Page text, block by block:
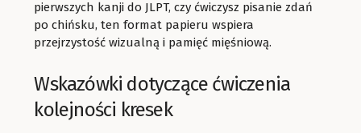
pierwszych kanji do JLPT, czy ćwiczysz pisanie zdań
po chińsku, ten format papieru wspiera
przejrzystość wizualną i pamięć mięśniową.
Wskazówki dotyczące ćwiczenia
kolejności kresek